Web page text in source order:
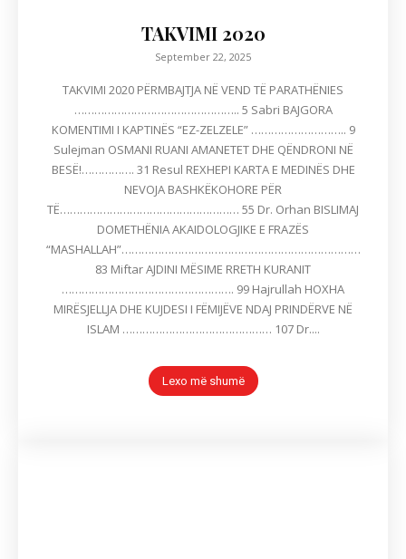
TAKVIMI 2020
September 22, 2025
TAKVIMI 2020 PËRMBAJTJA NË VEND TË PARATHËNIES
………………………………………….. 5 Sabri BAJGORA
KOMENTIMI I KAPTINËS “EZ-ZELZELE” ……………………….. 9
Sulejman OSMANI RUANI AMANETET DHE QËNDRONI NË
BESË!……………. 31 Resul REXHEPI KARTA E MEDINËS DHE
NEVOJA BASHKËKOHORE PËR
TË……………………………………………… 55 Dr. Orhan BISLIMAJ
DOMETHËNIA AKAIDOLOGJIKE E FRAZËS
“MASHALLAH”………………………………………………………………
83 Miftar AJDINI MËSIME RRETH KURANIT
……………………………………………. 99 Hajrullah HOXHA
MIRËSJELLJA DHE KUJDESI I FËMIJËVE NDAJ PRINDËRVE NË
ISLAM ……………………………………… 107 Dr....
Lexo më shumë